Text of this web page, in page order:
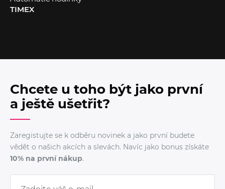
TIMEX
Chcete u toho být jako první
a ještě ušetřit?
Zaregistujte se k odběru novinek a jako první budete
vědět o našich akcích a slevách. Navíc jako bonus získáte
10% na první nákup.